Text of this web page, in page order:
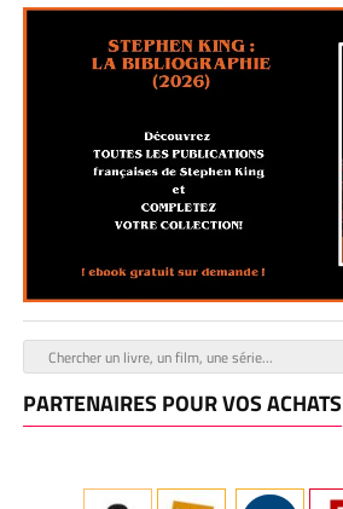
PARTENAIRES POUR VOS ACHATS